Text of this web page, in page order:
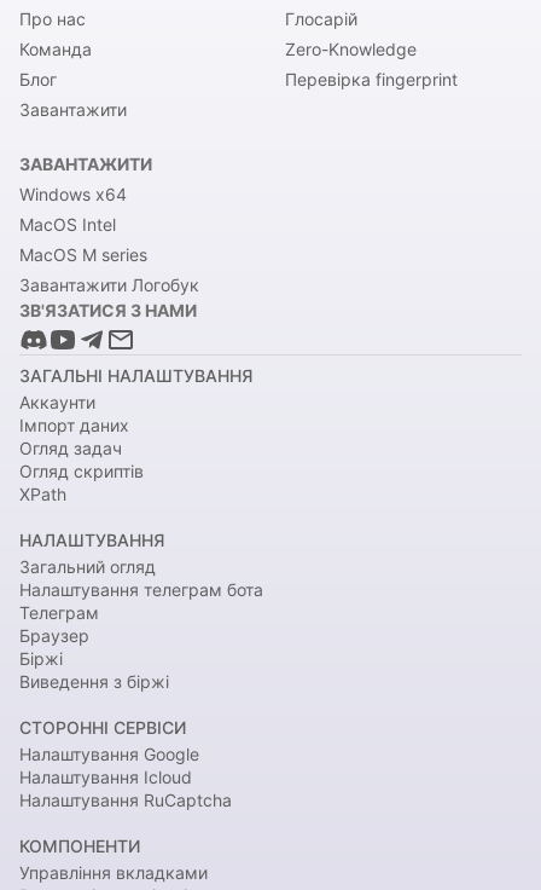
Про нас
Команда
Блог
Завантажити
Глосарій
Zero-Knowledge
Перевірка fingerprint
ЗАВАНТАЖИТИ
Windows x64
MacOS Intel
MacOS M series
Завантажити Логобук
ЗВ'ЯЗАТИСЯ З НАМИ
ЗАГАЛЬНІ НАЛАШТУВАННЯ
Аккаунти
Імпорт даних
Огляд задач
Огляд скриптів
XPath
НАЛАШТУВАННЯ
Загальний огляд
Налаштування телеграм бота
Телеграм
Браузер
Біржі
Виведення з біржі
СТОРОННІ СЕРВІСИ
Налаштування Google
Налаштування Icloud
Налаштування RuCaptcha
КОМПОНЕНТИ
Управління вкладками